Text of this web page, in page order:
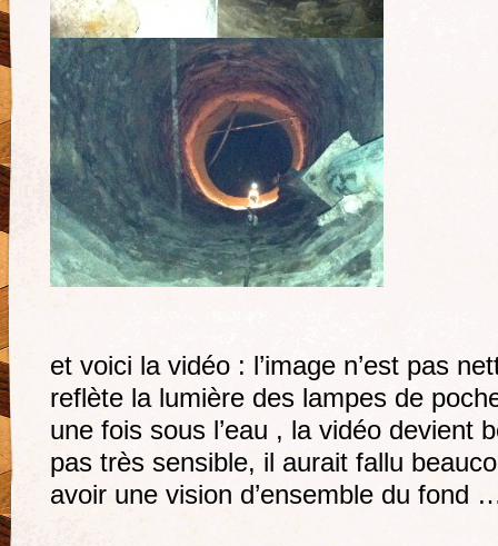
et voici la vidéo : l’image n’est pas
reflète la lumière des lampes de
une fois sous l’eau , la vidéo devient
pas très sensible, il aurait fallu
avoir une vision d’ensemble du fond